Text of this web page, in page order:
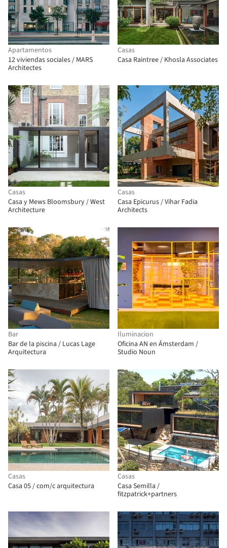
Apartamentos
12 viviendas sociales / MARS
Architectes
Casas
Casa Raintree / Khosla Associates
Casas
Casa y Mews Bloomsbury / West
Architecture
Casas
Casa Epicurus / Vihar Fadia
Architects
Bar
Bar de la piscina / Lucas Lage
Arquitectura
Iluminacion
Oficina AN en Ámsterdam /
Studio Noun
Casas
Casa 05 / com/c arquitectura
Casas
Casa Semilla /
fitzpatrick+partners